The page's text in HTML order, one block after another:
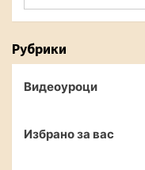
Рубрики
Видеоуроци
Избрано за вас